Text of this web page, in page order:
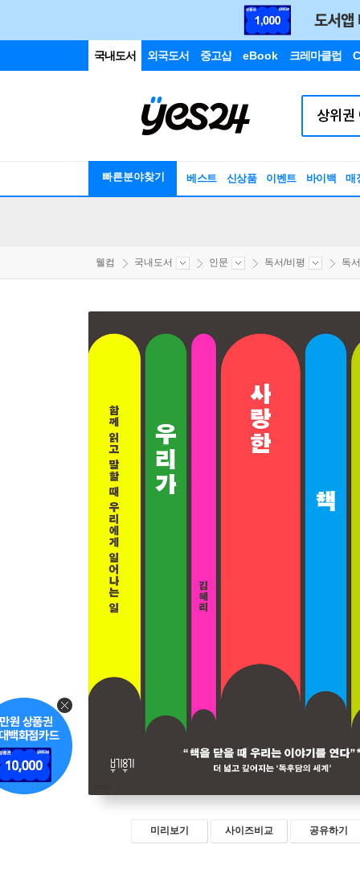
국내도서 외국도서 중고샵 eBook 크레마클럽
빠른분야찾기 베스트 신상품 이벤트 바이백 매
웰컴 국내도서 인문 독서/비평 독
미리보기 사이즈비교 공유하기